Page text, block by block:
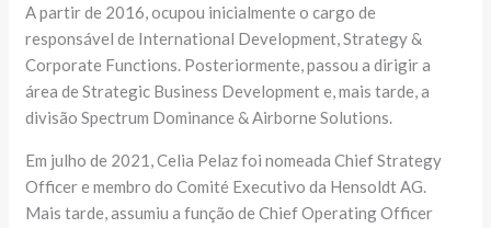
A partir de 2016, ocupou inicialmente o cargo de
responsável de International Development, Strategy &
Corporate Functions. Posteriormente, passou a dirigir a
área de Strategic Business Development e, mais tarde, a
divisão Spectrum Dominance & Airborne Solutions.
Em julho de 2021, Celia Pelaz foi nomeada Chief Strategy
Officer e membro do Comité Executivo da Hensoldt AG.
Mais tarde, assumiu a função de Chief Operating Officer